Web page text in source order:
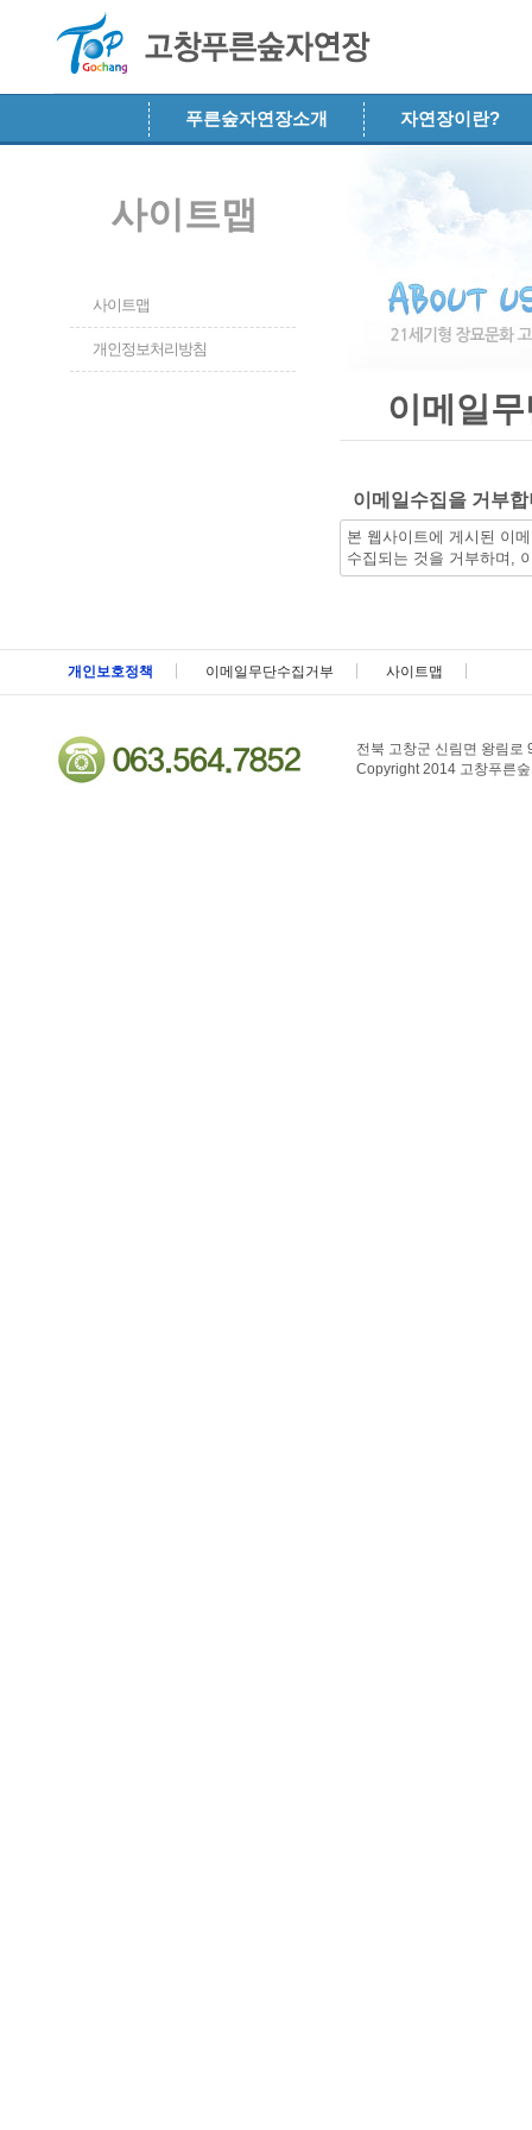
푸른숲자연장소개 자연장이란?
이메일
이메일수집을 거부합
본 웹사이트에 게시된 이
수집되는 것을 거부하며,
사이트맵
사이트맵
개인정보처리방침
개인보호정책 이메일무단수집거부 사이트맵
전북 고창군 신림면 왕림로
Copyright 2014 고창푸른